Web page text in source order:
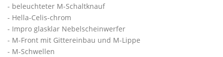
- beleuchteter M-Schaltknauf
- Hella-Celis-chrom
- Impro glasklar Nebelscheinwerfer
- M-Front mit Gittereinbau und M-Lippe
- M-Schwellen